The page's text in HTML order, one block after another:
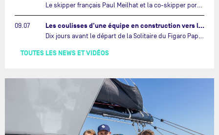
Le skipper français Paul Meilhat et la co-skipper portugaise Mariana Lobato mettent à l’eau aujourd’hui à Lorient leur IMOCA à bord duquel ils participeront à The Ocean Race Atlantic (septembre 2026) puis à The Ocean Race, le tour du monde en équipage (janvier 2027).…
09.07 Les coulisses d'une équipe en construction vers le Vendée Globe…
TOUTES LES NEWS ET VIDÉOS